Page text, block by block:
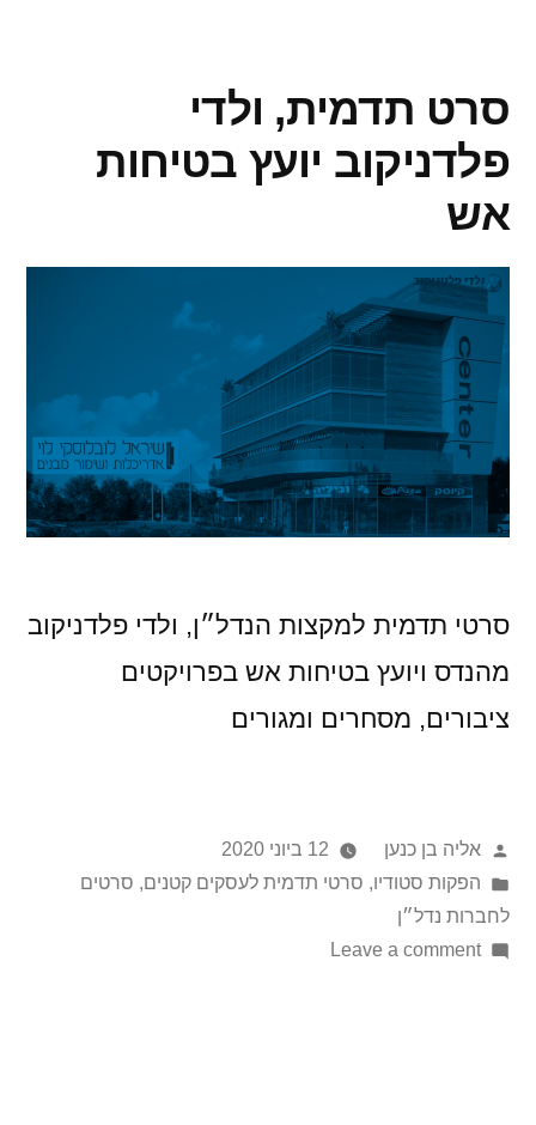
סרט תדמית, ולדי
פלדניקוב יועץ בטיחות
אש
סרטי תדמית למקצות הנדל״ן, ולדי פלדניקוב
מהנדס ויועץ בטיחות אש בפרויקטים
ציבורים, מסחרים ומגורים
אליה בן כנען
12 ביוני 2020
הפקות סטודיו, סרטי תדמית לעסקים קטנים, סרטים
לחברות נדל״ן
Leave a comment